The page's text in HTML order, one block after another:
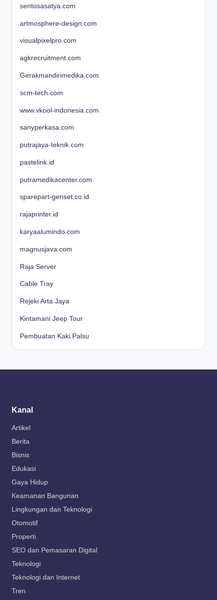
sentosasatya.com
artmosphere-design.com
visualpixelpro.com
agkrecruitment.com
Gerakmandirimedika.com
scm-tech.com
www.vkool-indonesia.com
sanyperkasa.com
putrajaya-teknik.com
pastelink.id
putramedikacenter.com
sparepart-genset.co.id
rajaprinter.id
karyaalumindo.com
magnusjava.com
Raja Server
Cable Tray
Rejeki Arta Jaya
Kintamani Jeep Tour
Pembuatan Kaki Palsu
Kanal
Artikel
Berita
Bisnis
Edukasi
Gaya Hidup
Keamanan Bangunan
Lingkungan dan Teknologi
Otomotif
Properti
SEO dan Pemasaran Digital
Teknologi
Teknologi dan Internet
Tren